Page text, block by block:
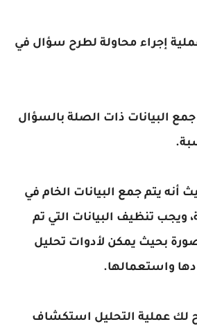
إجراء محاولة لطرح سؤال في
البيانات ذات الصلة بالسؤال
أنه يتم جمع البيانات الخام في
ويجب تنظيف البيانات التي تم
بحيث يمكن لأدوات تحليل
واستعمالها.
لك عملية التحليل استكشاف